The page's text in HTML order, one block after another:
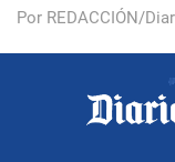
Por REDACCIÓN/